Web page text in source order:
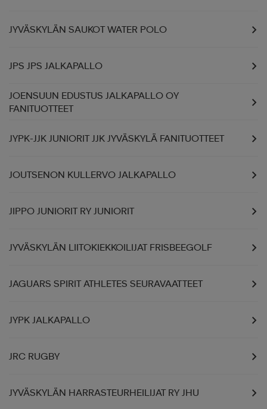
JYVÄSKYLÄN SAUKOT WATER POLO
JPS JPS JALKAPALLO
JOENSUUN EDUSTUS JALKAPALLO OY
FANITUOTTEET
JYPK-JJK JUNIORIT JJK JYVÄSKYLÄ FANITUOTTEET
JOUTSENON KULLERVO JALKAPALLO
JIPPO JUNIORIT RY JUNIORIT
JYVÄSKYLÄN LIITOKIEKKOILIJAT FRISBEEGOLF
JAGUARS SPIRIT ATHLETES SEURAVAATTEET
JYPK JALKAPALLO
JRC RUGBY
JYVÄSKYLÄN HARRASTEURHEILIJAT RY JHU